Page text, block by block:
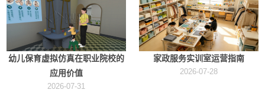
幼儿保育虚拟仿真在职业院校的
应用价值
2026-07-31
家政服务实训室运营指南
2026-07-28